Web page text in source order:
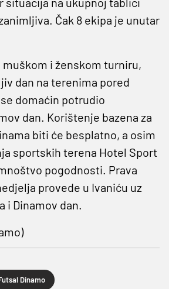
Čak 8 ekipa je unutar
muškom i ženskom turniru,
dan na terenima pored
domaćin potrudio
dan. Korištenje bazena za
biti će besplatno, a osim
sportskih terena Hotel Sport
pogodnosti. Prava
provede u Ivaniću uz
i Dinamov dan.
Dinamo